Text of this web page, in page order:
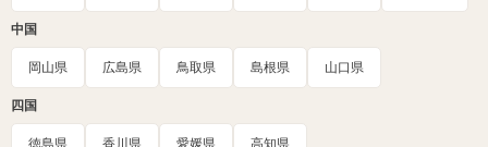
中国
岡山県 広島県 鳥取県 島根県 山口県
四国
徳島県 香川県 愛媛県 高知県